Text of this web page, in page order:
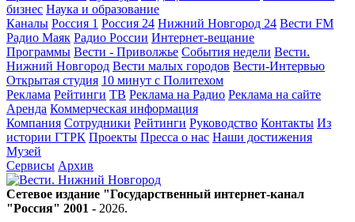
бизнес Наука и образование
Каналы Россия 1 Россия 24 Нижний Новгород 24 Вести FM
Радио Маяк Радио России Интернет-вещание
Программы Вести - Приволжье События недели Вести.
Нижний Новгород Вести малых городов Вести-Интервью
Открытая студия 10 минут с Политехом
Реклама Рейтинги ТВ Реклама на Радио Реклама на сайте
Аренда Коммерческая информация
Компания Сотрудники Рейтинги Руководство Контакты Из
истории ГТРК Проекты Пресса о нас Наши достижения
Музей
Сервисы Архив
Сетевое издание "Государственный интернет-канал
"Россия" 2001 - 2026.